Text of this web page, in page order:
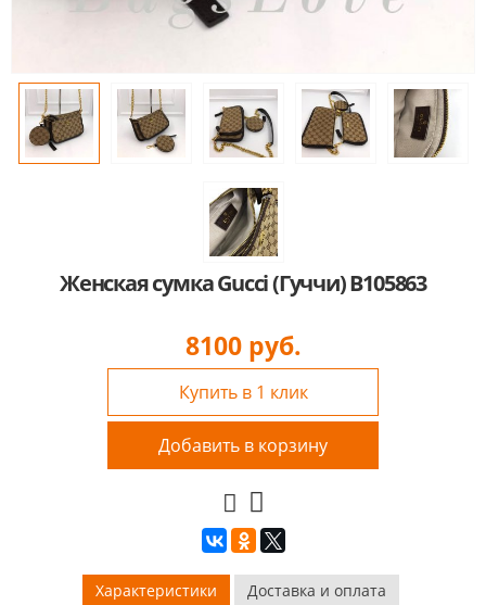
Женская сумка Gucci (Гуччи) B105863
8100руб.
Купить в 1 клик
Добавить в корзину
Характеристики
Доставка и оплата